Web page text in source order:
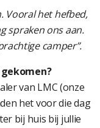
Vooral het hefbed,
spraken ons aan.
camper”.
van LMC (onze
het voor die dag
bij huis bij jullie